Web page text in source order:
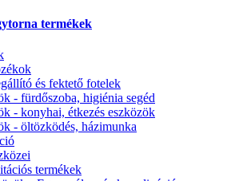
termékek
és fektető fotelek
- fürdőszoba, higiénia segéd
- konyhai, étkezés eszközök
- öltözködés, házimunka
termékek